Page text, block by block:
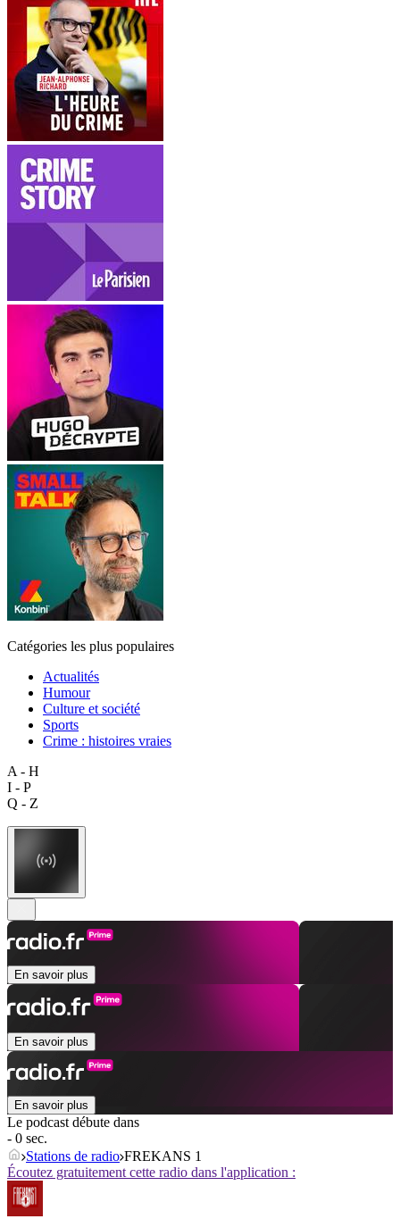
Catégories les plus populaires
Actualités
Humour
Culture et société
Sports
Crime : histoires vraies
A - H
I - P
Q - Z
En savoir plus
En savoir plus
En savoir plus
Le podcast débute dans
- 0 sec.
Stations de radio FREKANS 1
Écoutez gratuitement cette radio dans l'application :